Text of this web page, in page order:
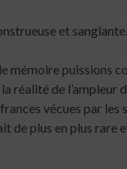
et sanglante.
mémoire puissions
de l’ampleur
vécues par les
de plus en plus